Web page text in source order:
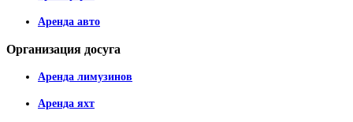
Аренда авто
Организация досуга
Аренда лимузинов
Аренда яхт